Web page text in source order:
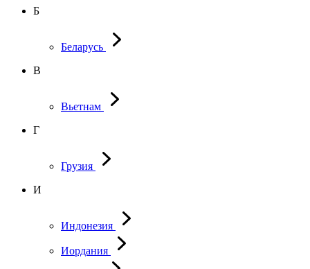
Б
Беларусь
В
Вьетнам
Г
Грузия
И
Индонезия
Иордания